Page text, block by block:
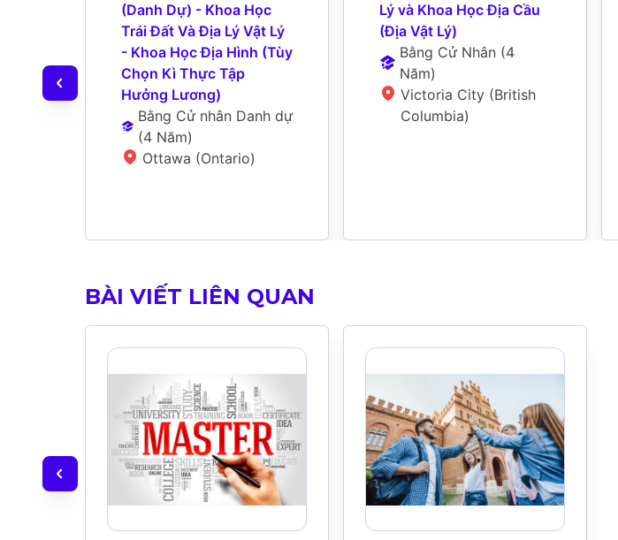
(Danh Dự) - Khoa Học
Trái Đất Và Địa Lý Vật Lý
- Khoa Học Địa Hình (Tùy
Chọn Kì Thực Tập
Hưởng Lương)
Bằng Cử nhân Danh dự
(4 Năm)
Ottawa (Ontario)
Lý và Khoa Học Địa Cầu
(Địa Vật Lý)
Bằng Cử Nhân (4
Năm)
Victoria City (British
Columbia)
BÀI VIẾT LIÊN QUAN